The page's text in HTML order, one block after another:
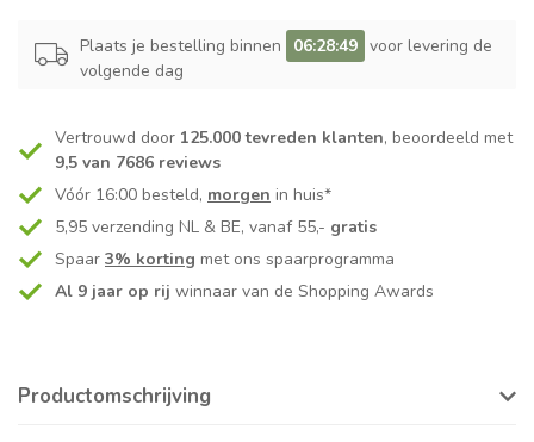
Plaats je bestelling binnen 06:28:49 voor levering de
volgende dag
Vertrouwd door 125.000 tevreden klanten, beoordeeld met
9,5 van 7686 reviews
Vóór 16:00 besteld, morgen in huis*
5,95 verzending NL & BE, vanaf 55,- gratis
Spaar 3% korting met ons spaarprogramma
Al 9 jaar op rij winnaar van de Shopping Awards
Productomschrijving